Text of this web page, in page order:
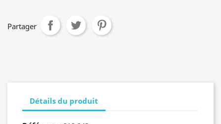
Partager
Détails du produit